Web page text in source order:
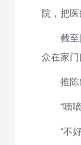
院，把
截
众在家门
推
“嘀
“不